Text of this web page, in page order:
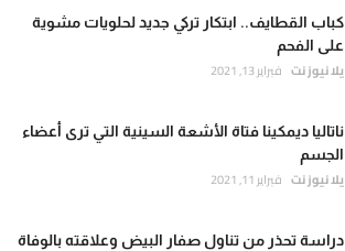
كباب القطايف.. ابتكار تركي جديد لحلويات مشوية
على الفحم
يلا نيوز نت فبراير 13, 2021
ناتاليا ديمكينا فتاة الأشعة السينية التي ترى أعضاء
الجسم
يلا نيوز نت فبراير 11, 2021
دراسة تحذر من تناول صفار البيض وعلاقته بالوفاة